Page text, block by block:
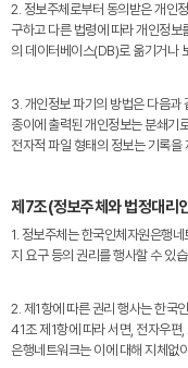
2. 정보주체로부터 동의받은 개인
구하고 다른 법령에 따라 개인정보
의 데이터베이스(DB)로 옮기거나
3. 개인정보 파기의 방법은 다음과
종이에 출력된 개인정보는 분쇄기
전자적 파일 형태의 정보는 기록
제7조(정보주체와 법정대리
1. 정보주체는 한국인체자원은행네
지 요구 등의 권리를 행사할 수 있
2. 제1항에 따른 권리 행사는 한국
41조 제1항에 따라 서면, 전자우편
은행네트워크는 이에 대해 지체없